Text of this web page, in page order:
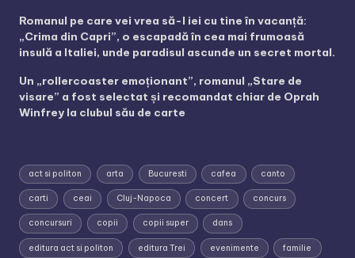
Romanul pe care vei vrea să-l iei cu tine în vacanță:
„Crima din Capri”, o escapadă în cea mai frumoasă
insulă a Italiei, unde paradisul ascunde un secret mortal.
Un „rollercoaster emoționant”, romanul „Stare de
visare” a fost selectat și recomandat chiar de Oprah
Winfrey la clubul său de carte
act si politon arta Bucuresti cafea canto
carti ceai Cluj-Napoca concert concurs
concursuri copii copii super dans
editura act si politon editura Trei evenimente familie